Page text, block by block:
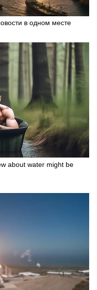
в одном месте
about water might be